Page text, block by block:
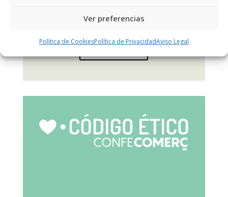
Ver preferencias
Política de CookiesPolítica de PrivacidadAviso Legal
Consulta la guía de ODS del comercio.
Guía ODS